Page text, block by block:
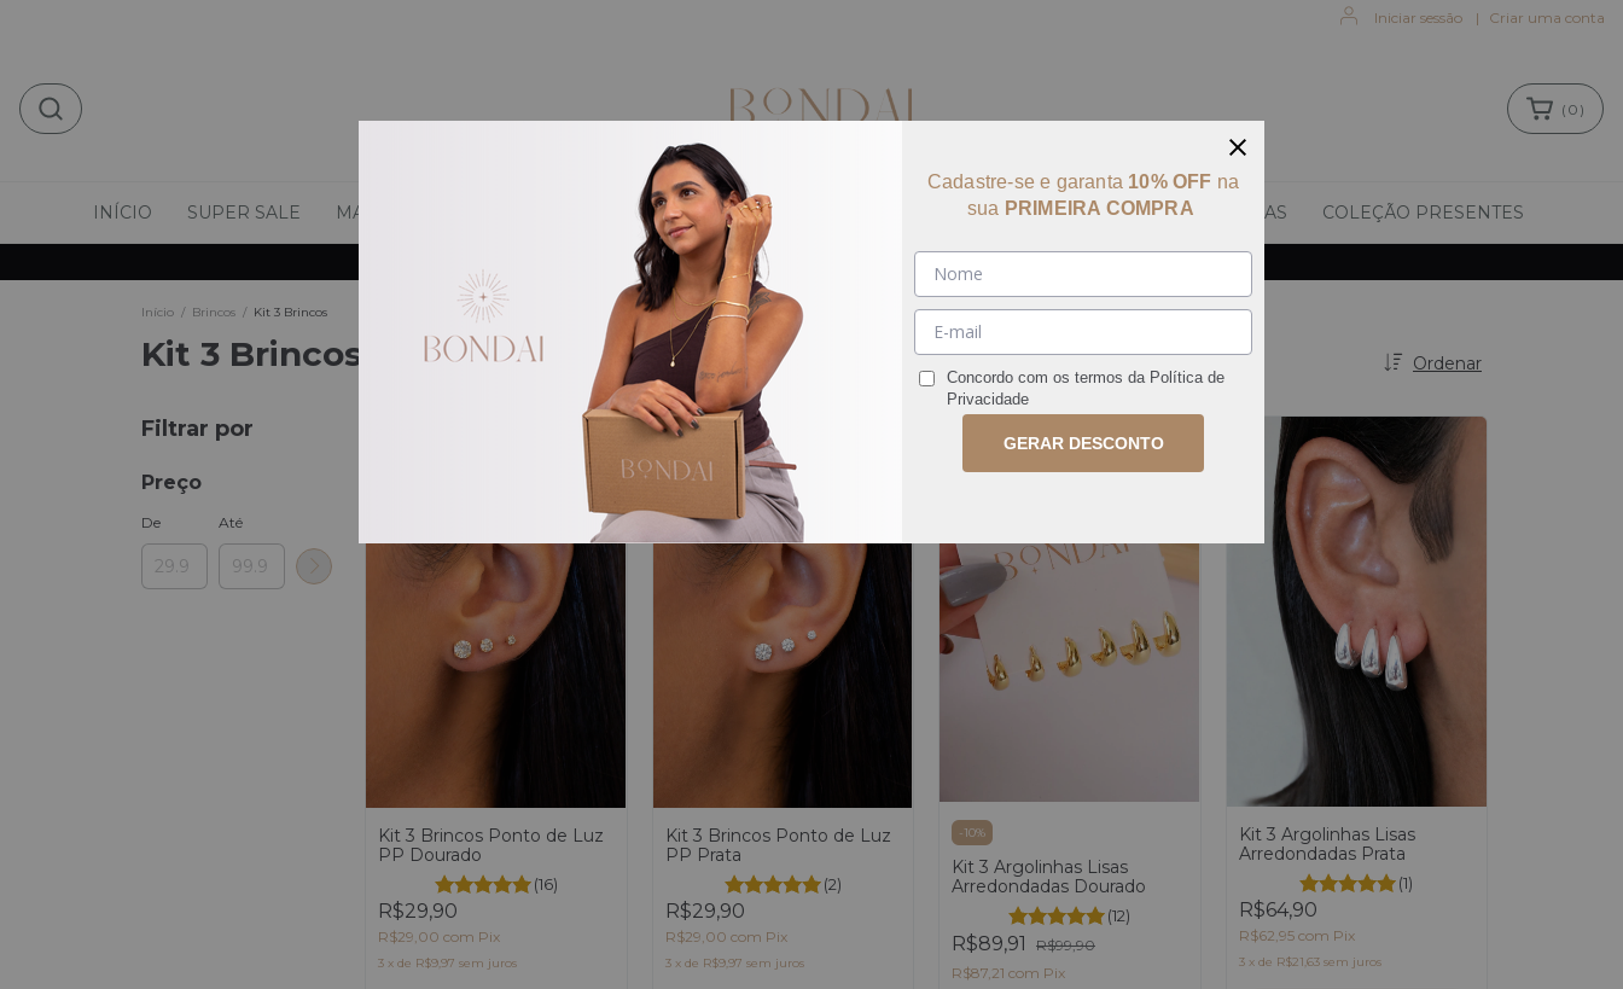
Iniciar sessão | Criar uma conta
use BEMVINDA e ganhe 10% off na primeira compra
( 0 )
INÍCIO SUPER SALE MAIS VENDIDOS MIXES PRONTOS NOVIDADES COLARES ANÉIS PULSEIRAS COLEÇÃO PRESENTES
Início / Brincos / Kit 3 Brincos
Kit 3 Brincos Ordenar
Filtrar por
Preço
De Até
Kit 3 Brincos Ponto de Luz
PP Dourado
(16)
R$29,90
R$29,00 com Pix
3 x de R$9,97 sem juros
Kit 3 Brincos Ponto de Luz
PP Prata
(2)
R$29,90
R$29,00 com Pix
3 x de R$9,97 sem juros
-10%
Kit 3 Argolinhas Lisas
Arredondadas Dourado
(12)
R$89,91
R$99,90
R$87,21 com Pix
Kit 3 Argolinhas Lisas
Arredondadas Prata
(1)
R$64,90
R$62,95 com Pix
3 x de R$21,63 sem juros
Cadastre-se e garanta 10% OFF na
sua PRIMEIRA COMPRA
Concordo com os termos da Política de
Privacidade
GERAR DESCONTO